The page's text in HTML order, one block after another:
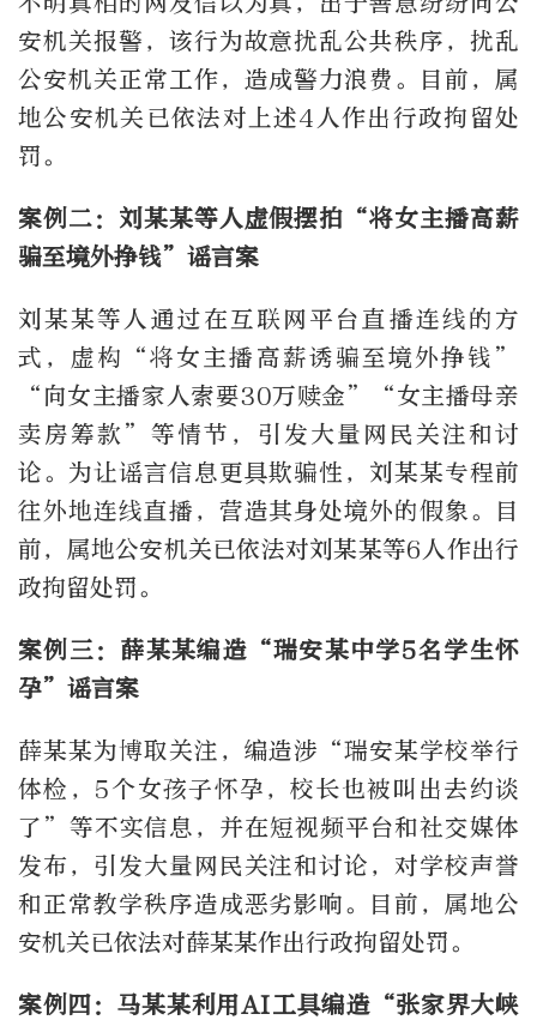
安机关报警，该行为故意扰乱公共秩序，扰乱
公安机关正常工作，造成警力浪费。目前，属
地公安机关已依法对上述4人作出行政拘留处
罚。
案例二：刘某某等人虚假摆拍“将女主播高薪
骗至境外挣钱”谣言案
刘某某等人通过在互联网平台直播连线的方
式，虚构“将女主播高薪诱骗至境外挣钱”
“向女主播家人索要30万赎金”“女主播母亲
卖房筹款”等情节，引发大量网民关注和讨
论。为让谣言信息更具欺骗性，刘某某专程前
往外地连线直播，营造其身处境外的假象。目
前，属地公安机关已依法对刘某某等6人作出行
政拘留处罚。
案例三：薛某某编造“瑞安某中学5名学生怀
孕”谣言案
薛某某为博取关注，编造涉“瑞安某学校举行
体检，5个女孩子怀孕，校长也被叫出去约谈
了”等不实信息，并在短视频平台和社交媒体
发布，引发大量网民关注和讨论，对学校声誉
和正常教学秩序造成恶劣影响。目前，属地公
安机关已依法对薛某某作出行政拘留处罚。
案例四：马某某利用AI工具编造“张家界大峡